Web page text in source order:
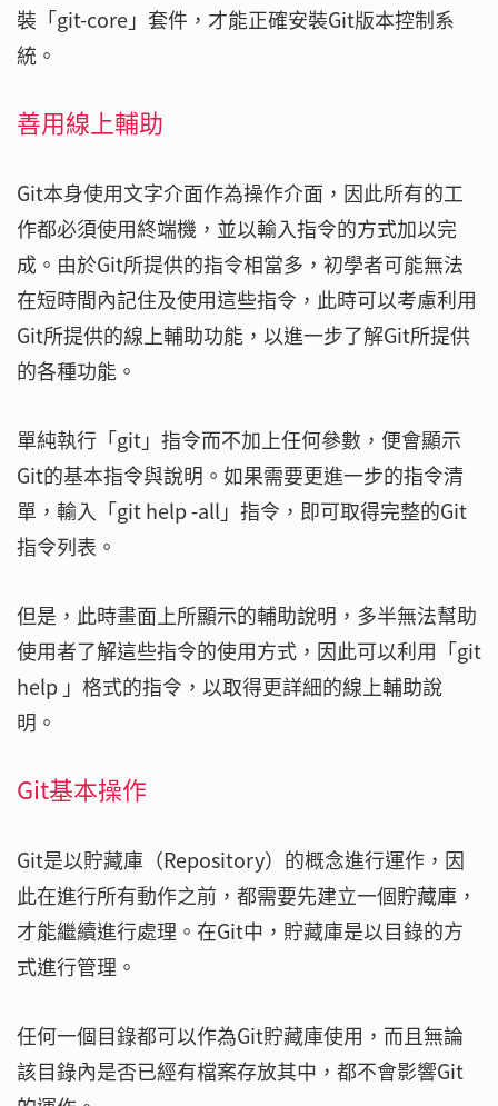
裝「git-core」套件，才能正確安裝Git版本控制系
統。
善用線上輔助
Git本身使用文字介面作為操作介面，因此所有的工
作都必須使用終端機，並以輸入指令的方式加以完
成。由於Git所提供的指令相當多，初學者可能無法
在短時間內記住及使用這些指令，此時可以考慮利用
Git所提供的線上輔助功能，以進一步了解Git所提供
的各種功能。
單純執行「git」指令而不加上任何參數，便會顯示
Git的基本指令與說明。如果需要更進一步的指令清
單，輸入「git help -all」指令，即可取得完整的Git
指令列表。
但是，此時畫面上所顯示的輔助說明，多半無法幫助
使用者了解這些指令的使用方式，因此可以利用「git
help 」格式的指令，以取得更詳細的線上輔助說
明。
Git基本操作
Git是以貯藏庫（Repository）的概念進行運作，因
此在進行所有動作之前，都需要先建立一個貯藏庫，
才能繼續進行處理。在Git中，貯藏庫是以目錄的方
式進行管理。
任何一個目錄都可以作為Git貯藏庫使用，而且無論
該目錄內是否已經有檔案存放其中，都不會影響Git